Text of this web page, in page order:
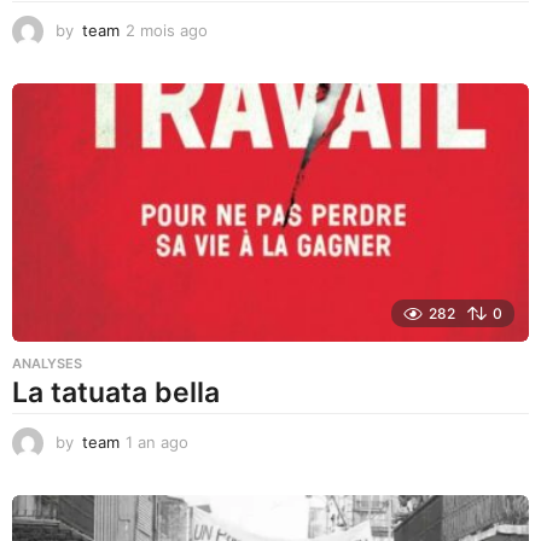
by team 2 mois ago
s
a
282 0
ANALYSES
La tatuata bella
by team 1 an ago
a
g